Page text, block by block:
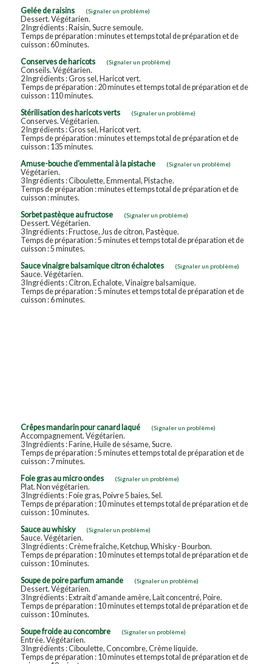
Gelée de raisins (Signaler un problème)
Dessert. Végétarien.
2 Ingrédients : Raisin, Sucre semoule.
Temps de préparation : minutes et temps total de préparation et de
cuisson : 60 minutes.
Conserves de haricots
(Signaler un problème)
Conseils. Végétarien.
2 Ingrédients : Gros sel, Haricot vert.
Temps de préparation : 20 minutes et temps total de préparation et de
cuisson : 110 minutes.
Stérilisation des haricots verts
(Signaler un problème)
Conserves. Végétarien.
2 Ingrédients : Gros sel, Haricot vert.
Temps de préparation : minutes et temps total de préparation et de
cuisson : 135 minutes.
Amuse-bouche d'emmental à la pistache
(Signaler un problème)
Végétarien.
3 Ingrédients : Ciboulette, Emmental, Pistache.
Temps de préparation : minutes et temps total de préparation et de
cuisson : minutes.
Sorbet pastèque au fructose
(Signaler un problème)
Dessert. Végétarien.
3 Ingrédients : Fructose, Jus de citron, Pastèque.
Temps de préparation : 5 minutes et temps total de préparation et de
cuisson : 5 minutes.
Sauce vinaigre balsamique citron échalotes
(Signaler un problème)
Sauce. Végétarien.
3 Ingrédients : Citron, Echalote, Vinaigre balsamique.
Temps de préparation : 5 minutes et temps total de préparation et de
cuisson : 6 minutes.
Crêpes mandarin pour canard laqué (Signaler un problème)
Accompagnement. Végétarien.
3 Ingrédients : Farine, Huile de sésame, Sucre.
Temps de préparation : 5 minutes et temps total de préparation et de
cuisson : 7 minutes.
Foie gras au micro ondes
(Signaler un problème)
Plat. Non végétarien.
3 Ingrédients : Foie gras, Poivre 5 baies, Sel.
Temps de préparation : 10 minutes et temps total de préparation et de
cuisson : 10 minutes.
Sauce au whisky
(Signaler un problème)
Sauce. Végétarien.
3 Ingrédients : Crème fraîche, Ketchup, Whisky - Bourbon.
Temps de préparation : 10 minutes et temps total de préparation et de
cuisson : 10 minutes.
Soupe de poire parfum amande
(Signaler un problème)
Dessert. Végétarien.
3 Ingrédients : Extrait d'amande amère, Lait concentré, Poire.
Temps de préparation : 10 minutes et temps total de préparation et de
cuisson : 10 minutes.
Soupe froide au concombre
(Signaler un problème)
Entrée. Végétarien.
3 Ingrédients : Ciboulette, Concombre, Crème liquide.
Temps de préparation : 10 minutes et temps total de préparation et de